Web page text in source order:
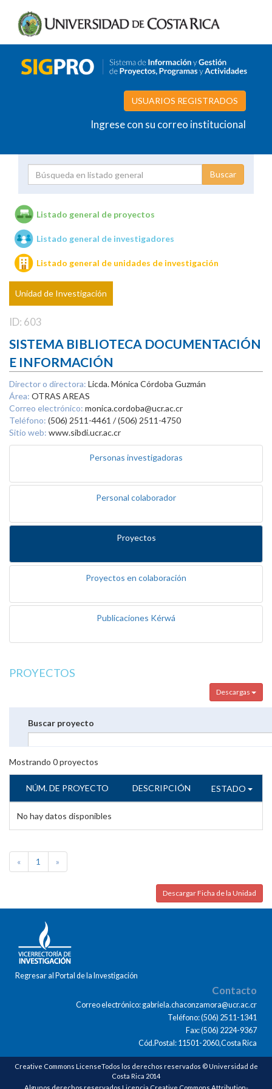
USUARIOS REGISTRADOS
Ingrese con su correo institucional
Unidades de investigación
Listado general de proyectos
Listado general de investigadores
Listado general de unidades de investigación
Unidad de Investigación
ID: 603
SISTEMA BIBLIOTECA DOCUMENTACIÓN
E INFORMACIÓN
Director o directora: Licda. Mónica Córdoba Guzmán
Área: OTRAS AREAS
Correo electrónico: monica.cordoba@ucr.ac.cr
Teléfono: (506) 2511-4461 / (506) 2511-4750
Sitio web: www.sibdi.ucr.ac.cr
Personas investigadoras
Personal colaborador
Proyectos
Proyectos en colaboración
Publicaciones Kérwá
PROYECTOS
Descargas
Buscar proyecto
Mostrando 0proyectos
NÚM. DE PROYECTO DESCRIPCIÓN ESTADO
No hay datos disponibles
« 1 »
Descargar Ficha de la Unidad
Regresar al Portal de la Investigación
Contacto
Correo electrónico: gabriela.chaconzamora@ucr.ac.cr
Teléfono: (506) 2511-1341
Fax: (506) 2224-9367
Cód.Postal: 11501-2060,Costa Rica
Creative Commons LicenseTodos los derechos reservados © Universidad de
Costa Rica 2014